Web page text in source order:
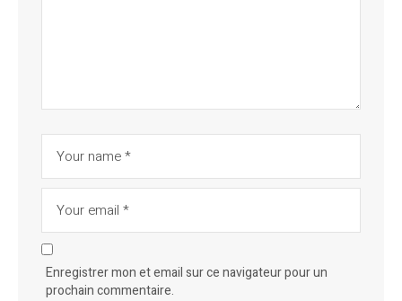
Enregistrer mon et email sur ce navigateur pour un
prochain commentaire.